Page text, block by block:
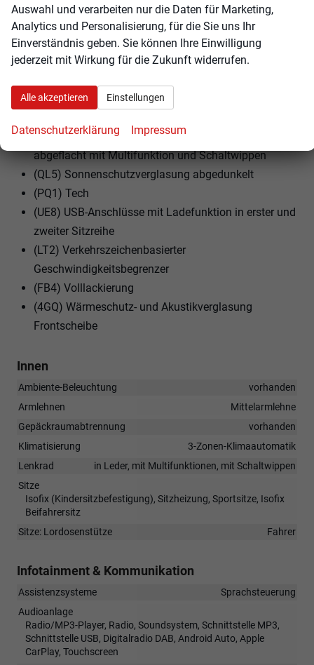
(8J5) Notbremsassistent vorn
(FT1) Parkassistent plus
(1J2) Projektionsleuchte in den Außenspiegeln
(JX1) Querverkehrassistent vorn
glanzgedreht, 8,0Jx19, Reifen 235/55 R19
(1XY) Sportlederlenkrad, 3-Speichen, oben und unten
abgeflacht mit Multifunktion und Schaltwippen
(QL5) Sonnenschutzverglasung abgedunkelt
(PQ1) Tech
(UE8) USB-Anschlüsse mit Ladefunktion in erster und
zweiter Sitzreihe
(LT2) Verkehrszeichenbasierter
Geschwindigkeitsbegrenzer
(FB4) Volllackierung
(4GQ) Wärmeschutz- und Akustikverglasung
Frontscheibe
Innen
Ambiente-Beleuchtung
vorhanden
Armlehnen
Mittelarmlehne
Gepäckraumabtrennung
vorhanden
Klimatisierung
3-Zonen-Klimaautomatik
Lenkrad
in Leder, mit Multifunktionen, mit Schaltwippen
Sitze
Isofix (Kindersitzbefestigung), Sitzheizung, Sportsitze, Isofix
Beifahrersitz
Sitze: Lordosenstütze
Fahrer
Infotainment & Kommunikation
Assistenzsysteme
Sprachsteuerung
Audioanlage
Radio/MP3-Player, Radio, Soundsystem, Schnittstelle MP3,
Schnittstelle USB, Digitalradio DAB, Android Auto, Apple
CarPlay, Touchscreen
Auswahl und verarbeiten nur die Daten für Marketing,
Analytics und Personalisierung, für die Sie uns Ihr
Einverständnis geben. Sie können Ihre Einwilligung
jederzeit mit Wirkung für die Zukunft widerrufen.
Alle akzeptieren Einstellungen
Datenschutzerklärung Impressum